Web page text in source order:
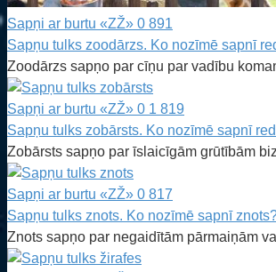
Sapņi ar burtu «ZŽ» 0 891
Sapņu tulks zoodārzs. Ko nozīmē sapnī
Zoodārzs sapņo par cīņu par vadību
Sapņi ar burtu «ZŽ» 0 1 819
Sapņu tulks zobārsts. Ko nozīmē sapnī
Zobārsts sapņo par īslaicīgām grūtībām
Sapņi ar burtu «ZŽ» 0 817
Sapņu tulks znots. Ko nozīmē sapnī
Znots sapņo par negaidītām pārmaiņām